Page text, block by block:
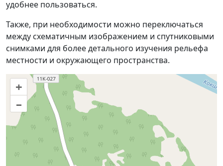
удобнее пользоваться.
Также, при необходимости можно переключаться
между схематичным изображением и спутниковыми
снимками для более детального изучения рельефа
местности и окружающего пространства.
+
–